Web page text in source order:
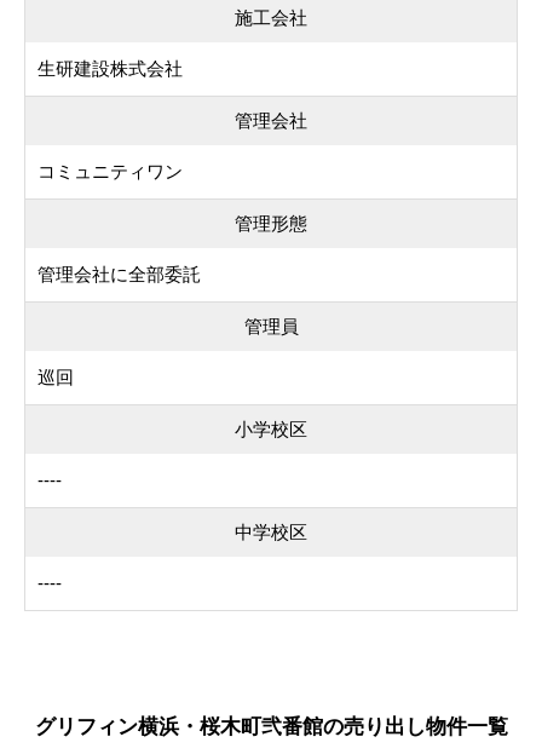
施工会社
生研建設株式会社
管理会社
コミュニティワン
管理形態
管理会社に全部委託
管理員
巡回
小学校区
----
中学校区
----
グリフィン横浜・桜木町弐番館の売り出し物件一覧